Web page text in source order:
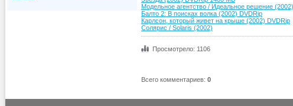
Модельное агентство / Идеальное решение
Балто 2: В поисках волка (2002) DVDRip
Карлсон, который живет на крыше (2002) DVDRip
Солярис / Solaris (2002)
Просмотрело: 1106
Всего комментариев: 0